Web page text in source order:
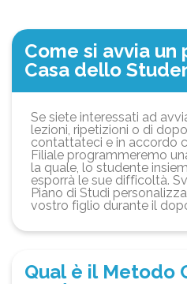
Come si avvia un
Casa dello
Se siete interessati ad
lezioni, ripetizioni o di
contattateci e in accordo
Filiale programmeremo
la quale, lo studente
esporrà le sue difficoltà.
Piano di Studi
vostro figlio durante il
Qual è il Metodo